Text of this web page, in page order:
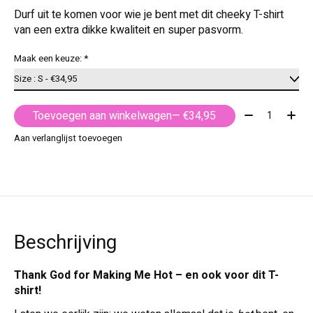
Durf uit te komen voor wie je bent met dit cheeky T-shirt
van een extra dikke kwaliteit en super pasvorm.
Maak een keuze:*
Toevoegen aan winkelwagen — €34,95 Aantal:
Aan verlanglijst toevoegen
Beschrijving
Thank God for Making Me Hot – en ook voor dit T-
shirt!